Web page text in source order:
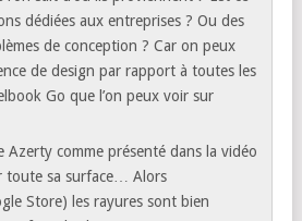
dédiées aux entreprises ? Ou des
de conception ? Car on peux
de design par rapport à toutes les
Go que l’on peux voir sur
Azerty comme présenté dans la vidéo
toute sa surface… Alors
Store) les rayures sont bien